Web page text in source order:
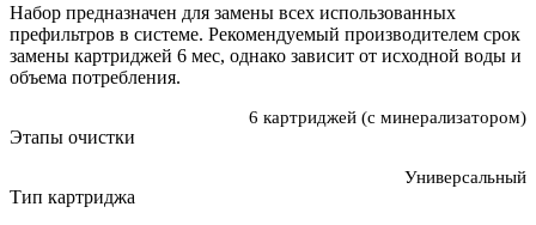
Набор предназначен для замены всех использованных
префильтров в системе. Рекомендуемый производителем срок
замены картриджей 6 мес, однако зависит от исходной воды и
объема потребления.
Этапы очистки
6 картриджей (с минерализатором)
Тип картриджа
Универсальный